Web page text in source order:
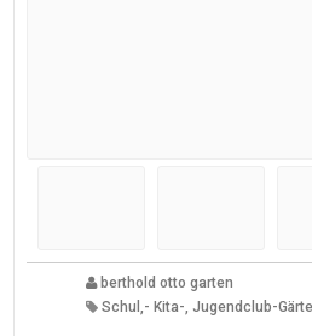
berthold otto garten
Schul,- Kita-, Jugendclub-